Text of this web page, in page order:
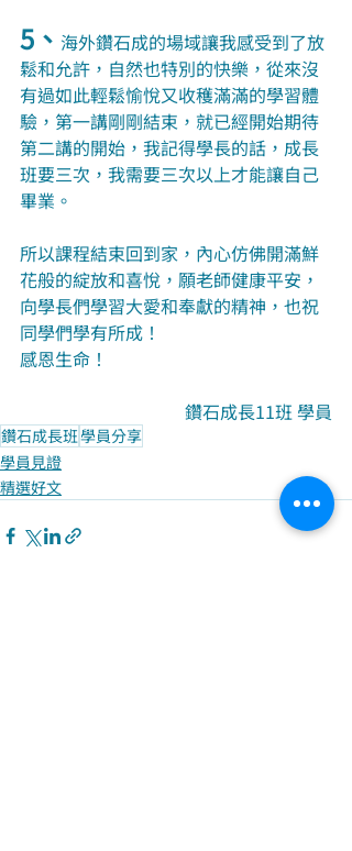
5、 海外鑽石成的場域讓我感受到了放
鬆和允許，自然也特別的快樂，從來沒
有過如此輕鬆愉悅又收穫滿滿的學習體
驗，第一講剛剛結束，就已經開始期待
第二講的開始，我記得學長的話，成長
班要三次，我需要三次以上才能讓自己
畢業。
所以課程結束回到家，內心仿佛開滿鮮
花般的綻放和喜悅，願老師健康平安，
向學長們學習大愛和奉獻的精神，也祝
同學們學有所成！
感恩生命！
鑽石成長11班 學員
鑽石成長班學員分享
學員見證
精選好文